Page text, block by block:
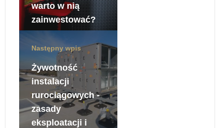
warto w nią
zainwestować?
30 maja, 2022
Następny wpis
Żywotność
instalacji
rurociągowych -
zasady
eksploatacji i